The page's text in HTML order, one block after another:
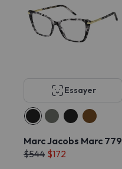
Essayer
Marc Jacobs Marc 779
$544 $172